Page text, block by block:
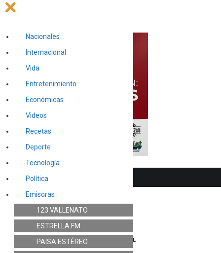
INTERNACIONAL
Nacionales
Internacional
Vida
Entretenimiento
Económicas
Videos
Recetas
Deporte
Tecnología
Política
Emisoras
123 VALLENATO
ESTRELLA.FM
PAISA ESTÉREO